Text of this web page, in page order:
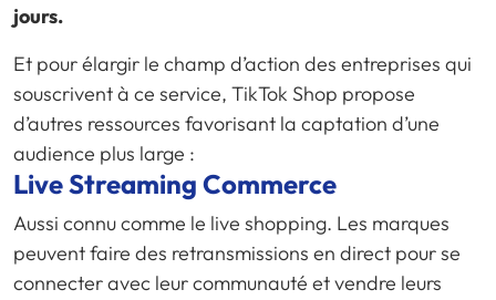
jours.
Et pour élargir le champ d’action des entreprises qui
souscrivent à ce service, TikTok Shop propose
d’autres ressources favorisant la captation d’une
audience plus large :
Live Streaming Commerce
Aussi connu comme le live shopping. Les marques
peuvent faire des retransmissions en direct pour se
connecter avec leur communauté et vendre leurs